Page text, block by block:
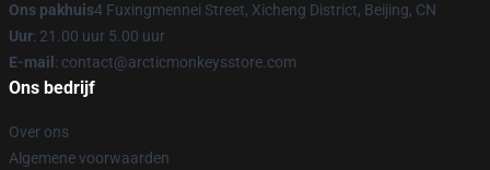
Ons pakhuis4 Fuxingmennei Street, Xicheng District, Beijing, CN
Uur: 21.00 uur 5.00 uur
E-mail : contact@arcticmonkeysstore.com
Ons bedrijf
Over ons
Algemene voorwaarden